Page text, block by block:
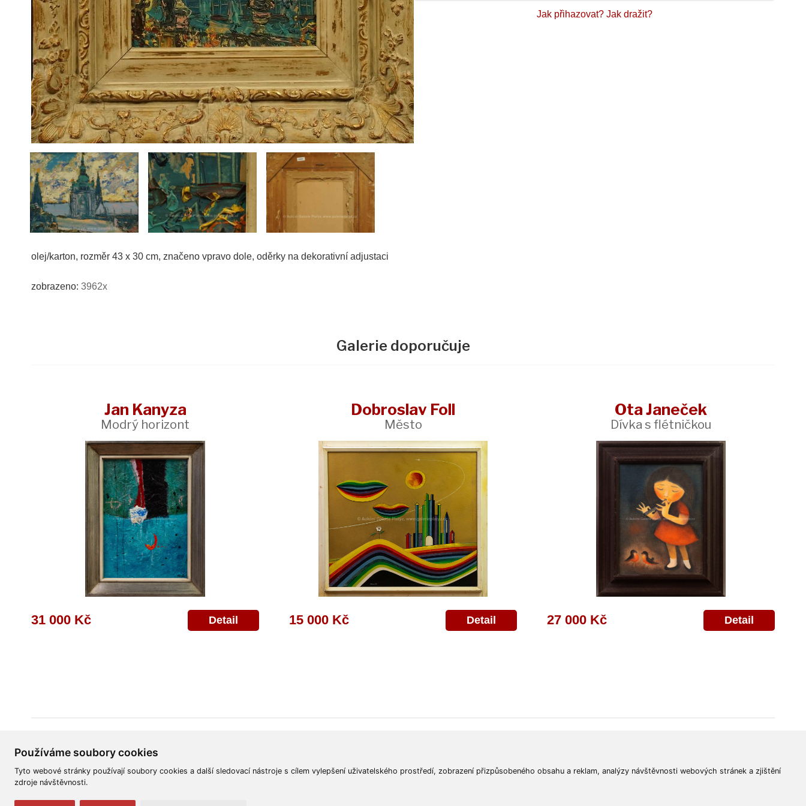
Používáme soubory cookies
Tyto webové stránky používají soubory cookies a další sledovací nástroje s cílem vylepšení uživatelského prostředí, zobrazení přizpůsobeného obsahu a reklam, analýzy návštěvnosti webových stránek a zjištění
zdroje návštěvnosti.
olej/karton, rozměr 43 x 30 cm, značeno vpravo dole, oděrky na dekorativní adjustaci
zobrazeno: 3962x
Jak přihazovat? Jak dražit?
Galerie doporučuje
Jan Kanyza
Modrý horizont
31 000 Kč Detail
Dobroslav Foll
Město
15 000 Kč Detail
Ota Janeček
Dívka s flétničkou
27 000 Kč Detail